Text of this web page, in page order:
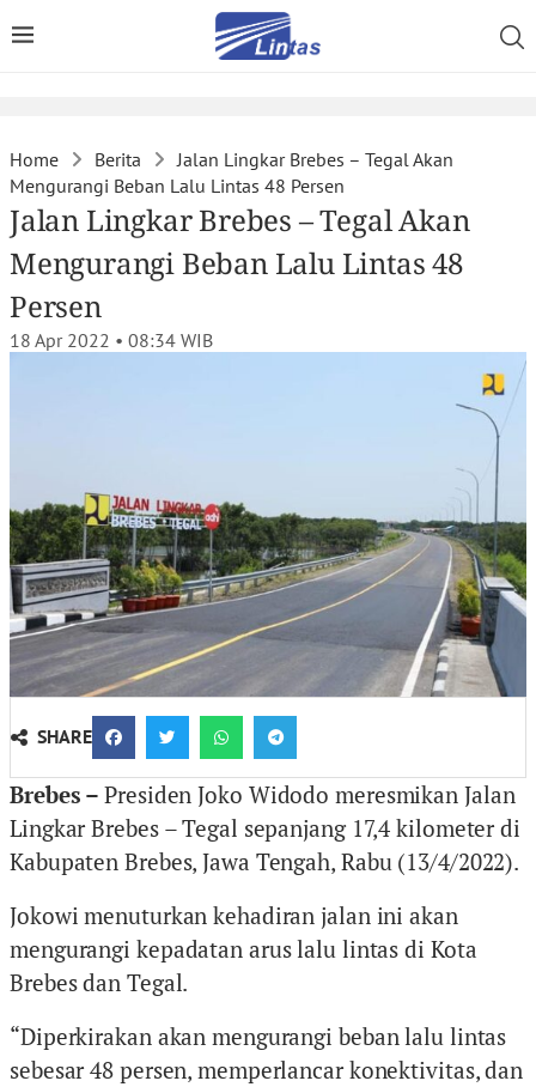
Home Berita
Jalan Lingkar Brebes – Tegal Akan
Mengurangi Beban Lalu Lintas 48 Persen
Jalan Lingkar Brebes – Tegal Akan
Mengurangi Beban Lalu Lintas 48
Persen
18 Apr 2022 • 08:34 WIB
SHARE
Brebes –Presiden Joko Widodo meresmikan Jalan
Lingkar Brebes – Tegal sepanjang 17,4 kilometer di
Kabupaten Brebes, Jawa Tengah, Rabu (13/4/2022).
Jokowi menuturkan kehadiran jalan ini akan
mengurangi kepadatan arus lalu lintas di Kota
Brebes dan Tegal.
“Diperkirakan akan mengurangi beban lalu lintas
sebesar 48 persen, memperlancar konektivitas, dan